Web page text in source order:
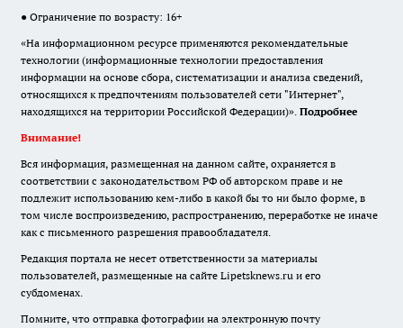
● Ограничение по возрасту: 16+
«На информационном ресурсе применяются рекомендательные
технологии (информационные технологии предоставления
информации на основе сбора, систематизации и анализа сведений,
относящихся к предпочтениям пользователей сети "Интернет",
находящихся на территории Российской Федерации)». Подробнее
Внимание!
Вся информация, размещенная на данном сайте, охраняется в
соответствии с законодательством РФ об авторском праве и не
подлежит использованию кем-либо в какой бы то ни было форме, в
том числе воспроизведению, распространению, переработке не иначе
как с письменного разрешения правообладателя.
Редакция портала не несет ответственности за материалы
пользователей, размещенные на сайте Lipetsknews.ru и его
субдоменах.
Помните, что отправка фотографии на электронную почту